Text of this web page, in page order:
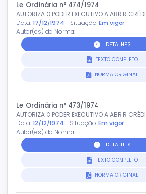
Lei Ordinária n° 474/1974
AUTORIZA O PODER EXECUTIVO A ABRIR
Data:17/12/1974 Situação: Em vigor
Autor(es) da Norma:
DETALHES
TEXTO COMPLETO
NORMA ORIGINAL
Lei Ordinária n° 473/1974
AUTORIZA O PODER EXECUTIVO A ABRIR
Data:12/12/1974 Situação: Em vigor
Autor(es) da Norma:
DETALHES
TEXTO COMPLETO
NORMA ORIGINAL